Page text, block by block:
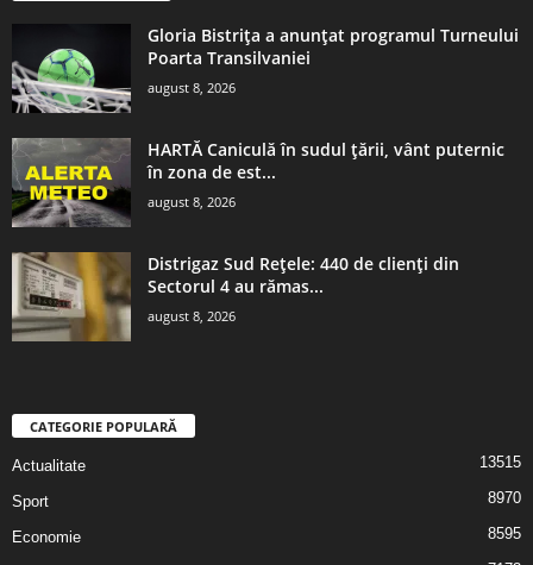
Gloria Bistrița a anunțat programul Turneului
Poarta Transilvaniei
august 8, 2026
HARTĂ Caniculă în sudul țării, vânt puternic
în zona de est...
august 8, 2026
Distrigaz Sud Rețele: 440 de clienți din
Sectorul 4 au rămas...
august 8, 2026
CATEGORIE POPULARĂ
Actualitate 13515
Sport 8970
Economie 8595